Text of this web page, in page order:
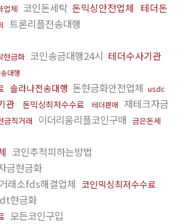
업체 코인돈세탁 돈믹싱안전업체 테더돈
트론리플전송대행
현금화 코인송금대행24시 테더수사기관
대행
솔라나전송대행 돈현금화안전업체 usdc
관 돈믹싱최저수수료 테더판매
재테크자금
금직거래 이더리움리플코인구매 금은돈세
코인추적피하는방법
금현금화
래소fds해결업체 코인믹싱최저수수료
현금화
모든코인구입